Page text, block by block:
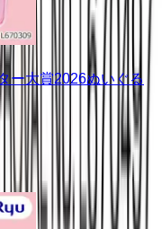
ー大賞2026ぬいぐる